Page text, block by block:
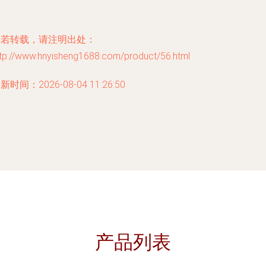
转载，请注明出处：
www.hnyisheng1688.com/product/56.html
时间：2026-08-04 11:26:50
产品列表